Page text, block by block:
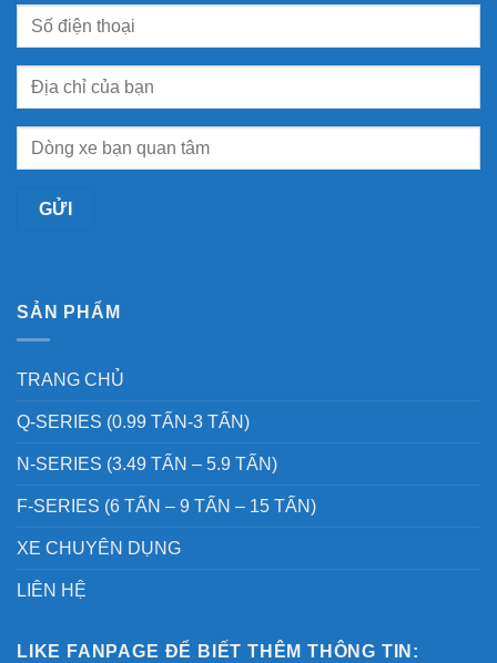
SẢN PHẨM
TRANG CHỦ
Q-SERIES (0.99 TẤN-3 TẤN)
N-SERIES (3.49 TẤN – 5.9 TẤN)
F-SERIES (6 TẤN – 9 TẤN – 15 TẤN)
XE CHUYÊN DỤNG
LIÊN HỆ
LIKE FANPAGE ĐỂ BIẾT THÊM THÔNG TIN: